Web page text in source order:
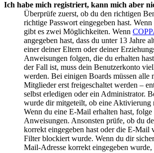
Ich habe mich registriert, kann mich aber
Überprüfe zuerst, ob du den richtigen
richtige Passwort eingegeben hast.
gibt es zwei Möglichkeiten. Wenn
angegeben hast, dass du unter 13 Jahre
einer deiner Eltern oder deiner
Anweisungen folgen, die du erhalten
der Fall ist, muss dein Benutzerkonto
werden. Bei einigen Boards müssen alle
Mitglieder erst freigeschaltet werden –
selbst erledigen oder ein Administrator.
wurde dir mitgeteilt, ob eine Aktivierung
Wenn du eine E-Mail erhalten hast, folge
Anweisungen. Ansonsten prüfe, ob du
korrekt eingegeben hast oder die E-Mail
Filter blockiert wurde. Wenn du dir
Mail-Adresse korrekt eingegeben